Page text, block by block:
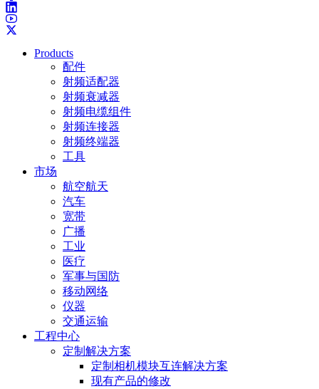
Products
配件
射频适配器
射频衰减器
射频电缆组件
射频连接器
射频终端器
工具
市场
航空航天
汽车
宽带
广播
工业
医疗
军事与国防
移动网络
仪器
交通运输
工程中心
定制解决方案
定制相机模块互连解决方案
现有产品的修改